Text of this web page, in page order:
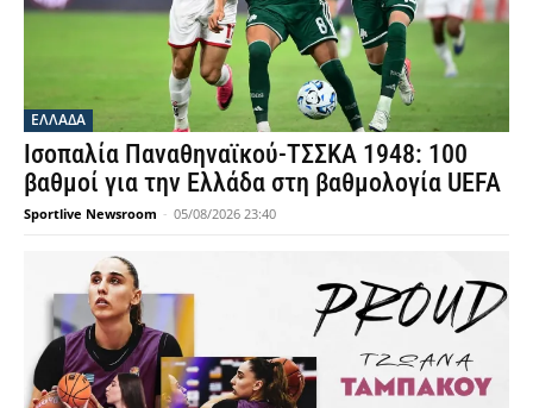
ΕΛΛΑΔΑ
Ισοπαλία Παναθηναϊκού-ΤΣΣΚΑ 1948: 100
βαθμοί για την Ελλάδα στη βαθμολογία UEFA
Sportlive Newsroom - 05/08/2026 23:40